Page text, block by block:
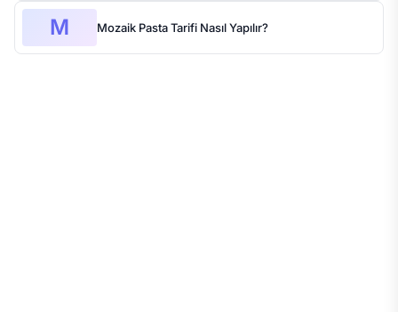
M Mozaik Pasta Tarifi Nasıl Yapılır?